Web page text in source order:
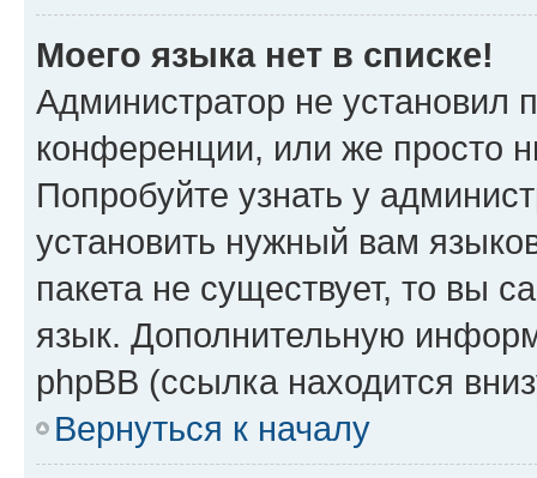
Моего языка нет в списке!
Администратор не установил
конференции, или же просто
Попробуйте узнать у
установить нужный вам
пакета не существует, то вы
язык. Дополнительную
phpBB (ссылка находится
Вернуться к началу